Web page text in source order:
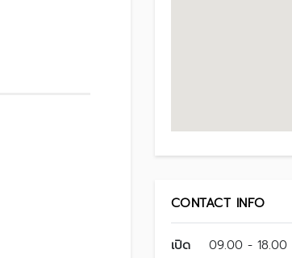
CONTACT INFO
เปิด
09.00 - 18.00